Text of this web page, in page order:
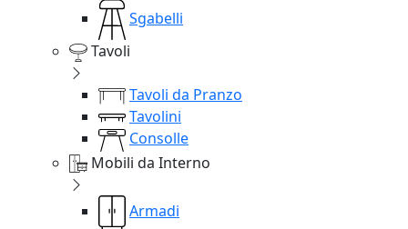
Sgabelli
Tavoli
Tavoli da Pranzo
Tavolini
Consolle
Mobili da Interno
Armadi